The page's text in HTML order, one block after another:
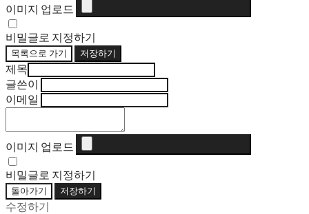
이미지 업로드
비밀글로 지정하기
목록으로 가기 저장하기
제목
글쓴이
이메일
이미지 업로드
비밀글로 지정하기
돌아가기 저장하기
수정하기